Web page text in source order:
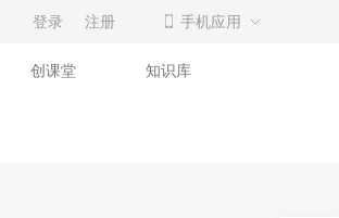
登录 注册 手机应用
创课堂 知识库